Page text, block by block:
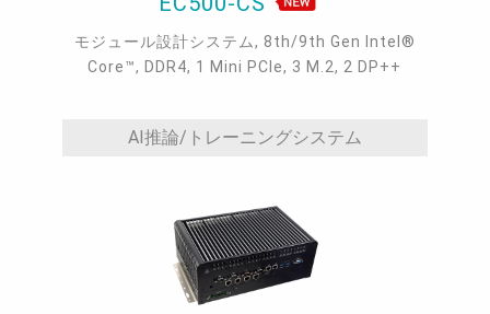
モジュール設計システム, 8th/9th Gen Intel®
Core™, DDR4, 1 Mini PCIe, 3 M.2, 2 DP++
AI推論/トレーニングシステム